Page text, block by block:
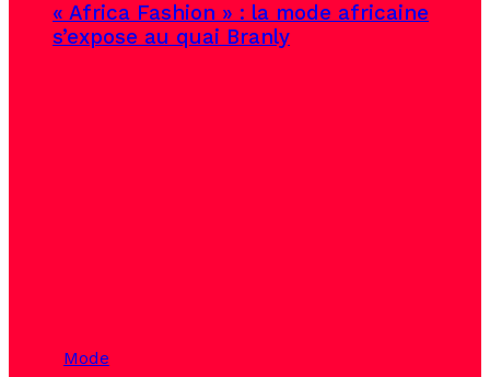
« Africa Fashion » : la mode africaine
s’expose au quai Branly
Mode